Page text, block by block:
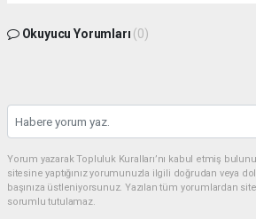
Okuyucu Yorumları (0)
Yorum yazarak Topluluk Kuralları’nı kabul etmiş
sitesine yaptığınız yorumunuzla ilgili doğrudan veya
başınıza üstleniyorsunuz. Yazılan tüm yorumlardan
sorumlu tutulamaz.